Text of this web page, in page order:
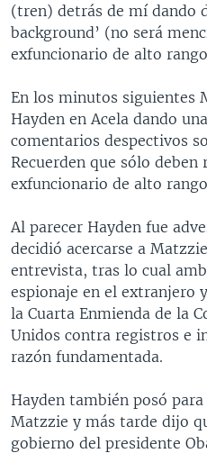
(tren) detrás de mí dando
background’ (no será
exfuncionario de alto
En los minutos siguientes
Hayden en Acela dando
comentarios despectivos
Recuerden que sólo deben
exfuncionario de alto
Al parecer Hayden fue
decidió acercarse a
entrevista, tras lo cual
espionaje en el extranjero
la Cuarta Enmienda de la
Unidos contra registros e
razón fundamentada.
Hayden también posó
Matzzie y más tarde dijo
gobierno del presidente